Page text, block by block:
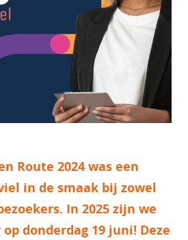
Route 2024 was een
in de smaak bij zowel
In 2025 zijn we
op donderdag 19 juni! Deze